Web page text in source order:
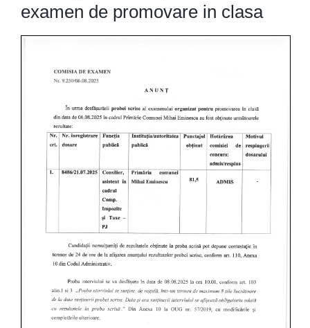
examen de promovare in clasa